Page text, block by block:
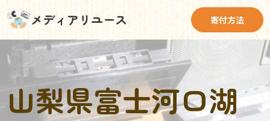
メディアリユース 寄付方法
山梨県富士河口湖